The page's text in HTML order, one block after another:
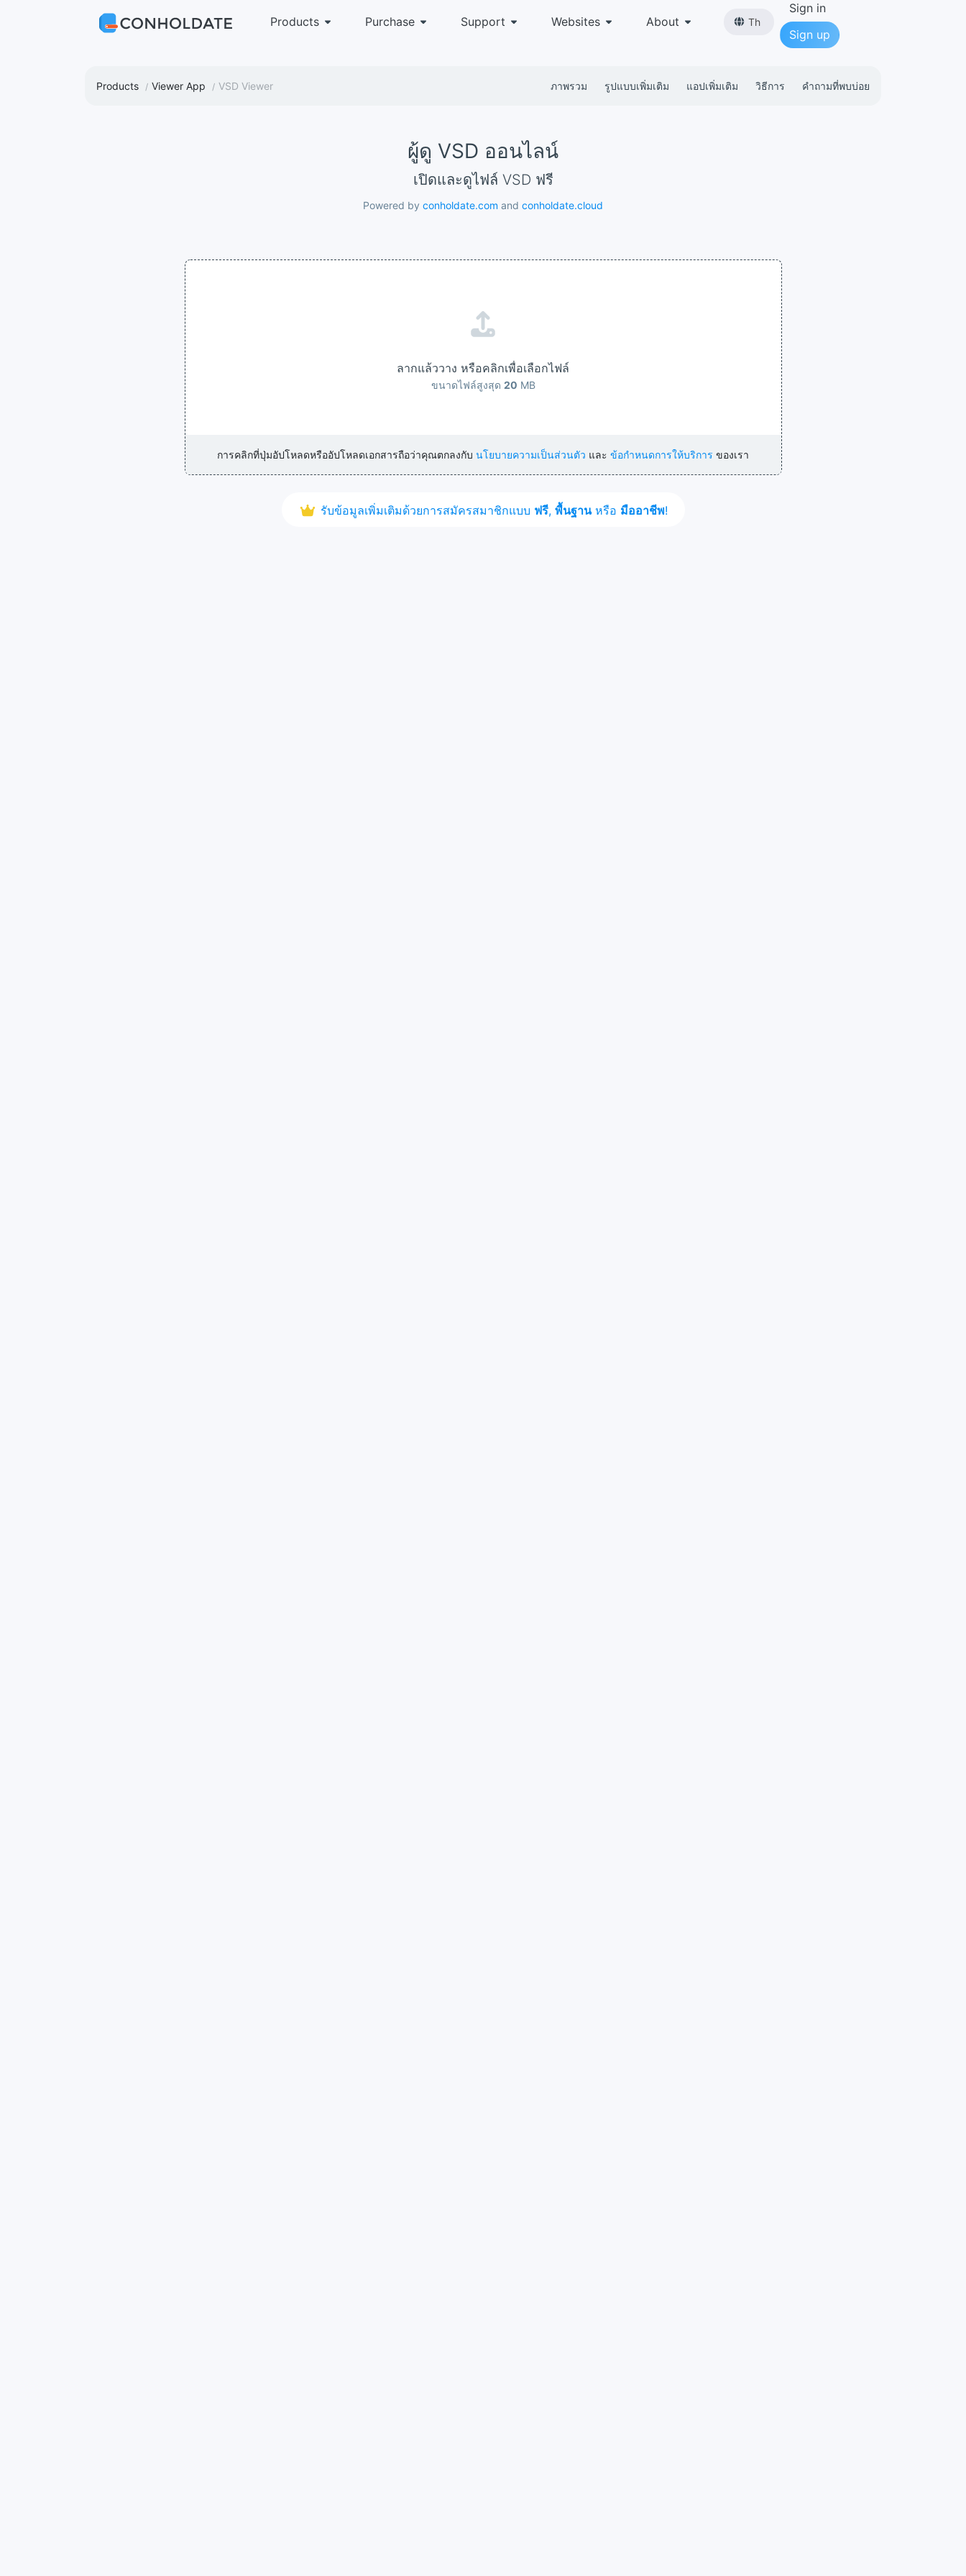
Products Purchase Support Websites About Th
Sign in
Sign up
Products Viewer App VSD Viewer ภาพรวม รูปแบบเพิ่มเติม แอปเพิ่มเติม วิธีการ คำถามที่พบบ่อย
ผู้ดู VSD ออนไลน์
เปิดและดูไฟล์ VSD ฟรี
Powered by conholdate.com and conholdate.cloud
ลากแล้ววาง หรือคลิกเพื่อเลือกไฟล์
ขนาดไฟล์สูงสุด 20 MB
การคลิกที่ปุ่มอัปโหลดหรืออัปโหลดเอกสารถือว่าคุณตกลงกับ นโยบายความเป็นส่วนตัว และ ข้อกำหนดการให้บริการ ของเรา
รับข้อมูลเพิ่มเติมด้วยการสมัครสมาชิกแบบ ฟรี, พื้นฐานหรือ มืออาชีพ!